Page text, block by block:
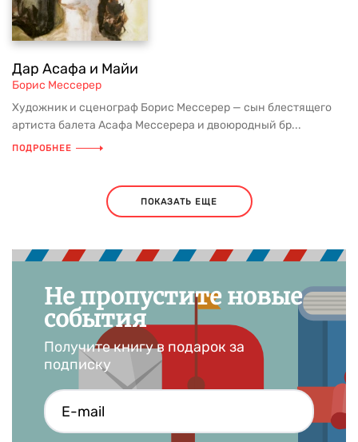
Дар Асафа и Майи
Борис Мессерер
Художник и сценограф Борис Мессерер — сын блестящего
артиста балета Асафа Мессерера и двоюродный бр...
ПОДРОБНЕЕ
ПОКАЗАТЬ ЕЩЕ
Не пропустите новые
события
Получите книгу в подарок за
подписку